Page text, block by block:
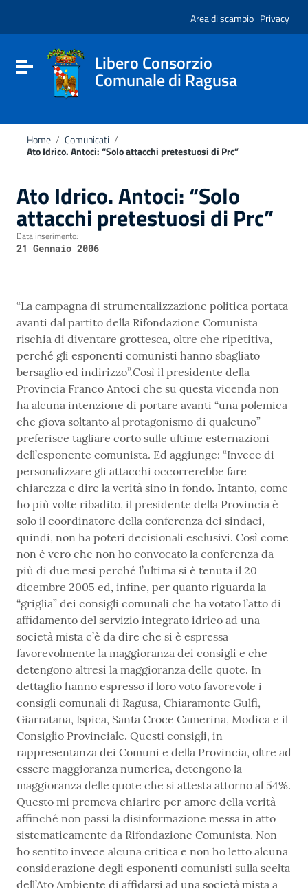
sito
include
Vai al footer
Area di scambio Privacy
Attiva / disattiva la navigazione
Libero Consorzio
Comunale di Ragusa
Home / Comunicati /
Ato Idrico. Antoci: “Solo attacchi pretestuosi di Prc”
Ato Idrico. Antoci: “Solo
attacchi pretestuosi di Prc”
Data inserimento:
21 Gennaio 2006
“La campagna di strumentalizzazione politica portata
avanti dal partito della Rifondazione Comunista
rischia di diventare grottesca, oltre che ripetitiva,
perché gli esponenti comunisti hanno sbagliato
bersaglio ed indirizzo”.Così il presidente della
Provincia Franco Antoci che su questa vicenda non
ha alcuna intenzione di portare avanti “una polemica
che giova soltanto al protagonismo di qualcuno”
preferisce tagliare corto sulle ultime esternazioni
dell’esponente comunista. Ed aggiunge: “Invece di
personalizzare gli attacchi occorrerebbe fare
chiarezza e dire la verità sino in fondo. Intanto, come
ho più volte ribadito, il presidente della Provincia è
solo il coordinatore della conferenza dei sindaci,
quindi, non ha poteri decisionali esclusivi. Così come
non è vero che non ho convocato la conferenza da
più di due mesi perché l’ultima si è tenuta il 20
dicembre 2005 ed, infine, per quanto riguarda la
“griglia” dei consigli comunali che ha votato l’atto di
affidamento del servizio integrato idrico ad una
società mista c’è da dire che si è espressa
favorevolmente la maggioranza dei consigli e che
detengono altresì la maggioranza delle quote. In
dettaglio hanno espresso il loro voto favorevole i
consigli comunali di Ragusa, Chiaramonte Gulfi,
Giarratana, Ispica, Santa Croce Camerina, Modica e il
Consiglio Provinciale. Questi consigli, in
rappresentanza dei Comuni e della Provincia, oltre ad
essere maggioranza numerica, detengono la
maggioranza delle quote che si attesta attorno al 54%.
Questo mi premeva chiarire per amore della verità
affinché non passi la disinformazione messa in atto
sistematicamente da Rifondazione Comunista. Non
ho sentito invece alcuna critica e non ho letto alcuna
considerazione degli esponenti comunisti sulla scelta
dell’Ato Ambiente di affidarsi ad una società mista a